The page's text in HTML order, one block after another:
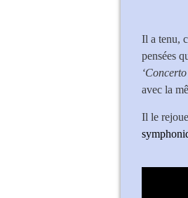
Il a tenu,
pensées
avec la
Il le